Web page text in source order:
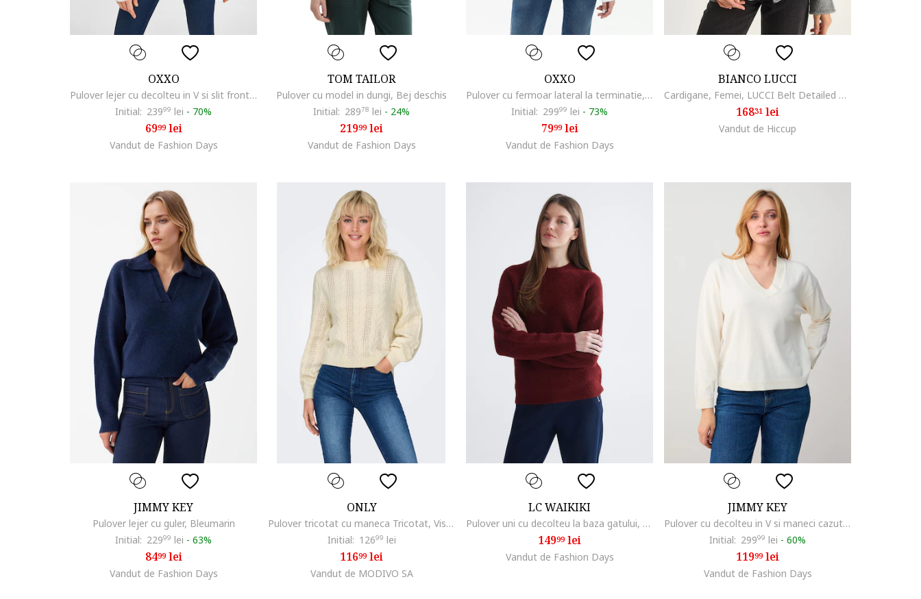
OXXO
Pulover lejer cu decolteu in V si slit frontal, Alb
Initial: 23999 lei - 70%
6999lei
Vandut de Fashion Days
TOM TAILOR
Pulover cu model in dungi, Bej deschis
Initial: 28978 lei - 24%
21999lei
Vandut de Fashion Days
OXXO
Pulover cu fermoar lateral la terminatie, Alb murdar
Initial: 29999 lei - 73%
7999lei
Vandut de Fashion Days
BIANCO LUCCI
Cardigane, Femei, LUCCI Belt Detailed Cardigan, Gri carbune,
16831 lei
Vandut de Hiccup
JIMMY KEY
Pulover lejer cu guler, Bleumarin
Initial: 22999 lei - 63%
8499lei
Vandut de Fashion Days
ONLY
Pulover tricotat cu maneca Tricotat, Viscoza, Crem, Crem
Initial: 12699 lei
11699lei
Vandut de MODIVO SA
LC WAIKIKI
Pulover uni cu decolteu la baza gatului, Rosu inchis
14999lei
Vandut de Fashion Days
JIMMY KEY
Pulover cu decolteu in V si maneci cazute, Alb fildes
Initial: 29999 lei - 60%
11999lei
Vandut de Fashion Days